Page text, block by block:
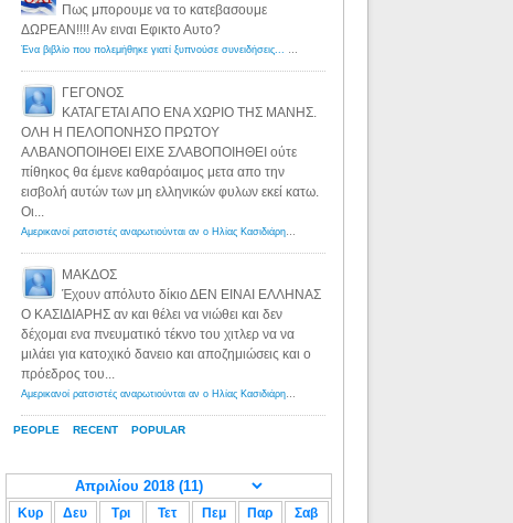
PEOPLE RECENT POPULAR
Πως μπορουμε να το κατεβασουμε
ΔΩΡΕΑΝ!!!! Αν ειναι Εφικτο Αυτο?
Ένα βιβλίο που πολεμήθηκε γιατί ξυπνούσε συνειδήσεις... - Λόγιος Ερμής | Η γνώση ξεκινάει με την αναζήτηση...
ΓΕΓΟΝΟΣ
ΚΑΤΑΓΕΤΑΙ ΑΠΟ ΕΝΑ ΧΩΡΙΟ ΤΗΣ ΜΑΝΗΣ.
ΟΛΗ Η ΠΕΛΟΠΟΝΗΣΟ ΠΡΩΤΟΥ
ΑΛΒΑΝΟΠΟΙΗΘΕΙ ΕΙΧΕ ΣΛΑΒΟΠΟΙΗΘΕΙ ούτε
πίθηκος θα έμενε καθαρόαιμος μετα απο την
εισβολή αυτών των μη ελληνικών φυλων εκεί κατω.
Οι...
Αμερικανοί ρατσιστές αναρωτιούνται αν ο Ηλίας Κασιδιάρης ανήκει στη λευκή φυλή... - Λόγιος Ερμής
ΜΑΚΔΟΣ
Έχουν απόλυτο δίκιο ΔΕΝ ΕΙΝΑΙ ΕΛΛΗΝΑΣ
Ο ΚΑΣΙΔΙΑΡΗΣ αν και θέλει να νιώθει και δεν
δέχομαι ενα πνευματικό τέκνο του χιτλερ να να
μιλάει για κατοχικό δανειο και αποζημιώσεις και ο
πρόεδρος του...
Αμερικανοί ρατσιστές αναρωτιούνται αν ο Ηλίας Κασιδιάρης ανήκει στη λευκή φυλή... - Λόγιος Ερμής
Κυρ Δευ Τρι Τετ Πεμ Παρ Σαβ